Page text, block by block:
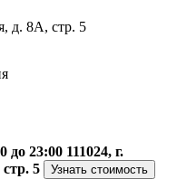
д. 8А, стр. 5
до 23:00 111024, г.
5
Узнать стоимость